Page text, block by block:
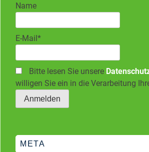
Name
E-Mail*
Bitte lesen Sie unsere
willigen Sie ein in die Verarbeitung
META